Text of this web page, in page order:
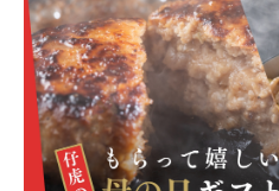
すべての商品
お試しセット
米沢牛
しゃぶしゃぶ肉